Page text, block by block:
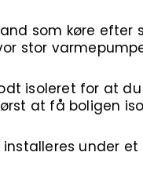
som køre efter
stor
isoleret for at
at få boligen
under